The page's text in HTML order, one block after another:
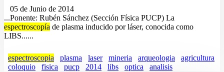
05 de Junio de 2014
...Ponente: Rubén Sánchez (Sección Física PUCP) La
espectroscopía de plasma inducido por láser, conocida como
LIBS......
espectroscopia plasma laser mineria arqueologia
agricultura
coloquio
fisica pucp 2014 libs optica analisis